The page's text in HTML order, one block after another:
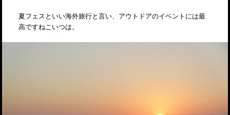
夏フェスといい海外旅行と言い、アウトドアのイベントには最
高ですねこいつは。